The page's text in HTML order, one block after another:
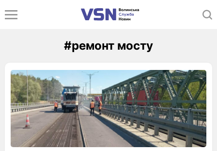
#ремонт мосту